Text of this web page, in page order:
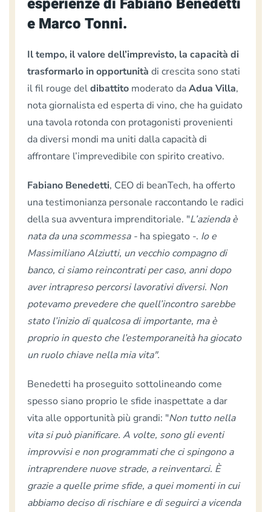
e Marco Tonni.
Il tempo, il valore dell’imprevisto, la capacità di
trasformarlo in opportunità di crescita sono stati
il fil rouge deldibattito moderato daAdua Villa,
nota giornalista ed esperta di vino, che ha guidato
una tavola rotonda con protagonisti provenienti
da diversi mondi ma uniti dalla capacità di
affrontare l’imprevedibile con spirito creativo.
Fabiano Benedetti, CEO di beanTech, ha offerto
una testimonianza personale raccontando le radici
della sua avventura imprenditoriale. "L’azienda è
nata da una scommessa - ha spiegato -. Io e
Massimiliano Alziutti, un vecchio compagno di
banco, ci siamo reincontrati per caso, anni dopo
aver intrapreso percorsi lavorativi diversi. Non
potevamo prevedere che quell’incontro sarebbe
stato l’inizio di qualcosa di importante, ma è
proprio in questo che l’estemporaneità ha giocato
un ruolo chiave nella mia vita".
Benedetti ha proseguito sottolineando come
spesso siano proprio le sfide inaspettate a dar
vita alle opportunità più grandi: "Non tutto nella
vita si può pianificare. A volte, sono gli eventi
improvvisi e non programmati che ci spingono a
intraprendere nuove strade, a reinventarci. È
grazie a quelle prime sfide, a quei momenti in cui
abbiamo deciso di rischiare e di seguirci a vicenda